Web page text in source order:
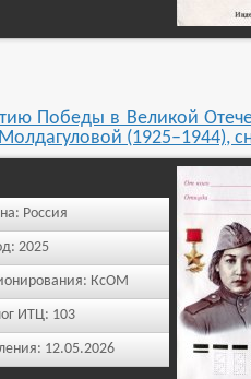
Победы в Великой
(1925–1944),
Россия
2025
КсОМ
ИТЦ: 103
12.05.2026